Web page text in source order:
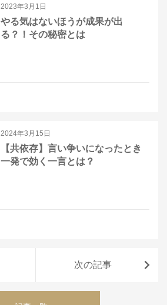
2023年3月1日
やる気はないほうが成果が出
る？！その秘密とは
2024年3月15日
【共依存】言い争いになったとき
一発で効く一言とは？
次の記事